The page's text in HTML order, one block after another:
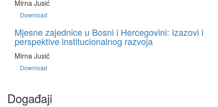
Mirna Jusić
Download
Mjesne zajednice u Bosni i Hercegovini: Izazovi i
perspektive institucionalnog razvoja
Mirna Jusić
Download
Događaji